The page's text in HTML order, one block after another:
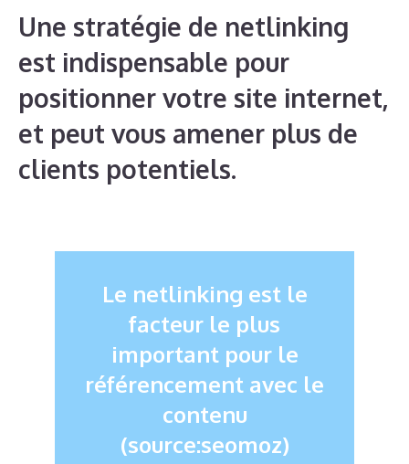
Une stratégie de netlinking
est indispensable pour
positionner votre site internet,
et peut vous amener plus de
clients potentiels.
Le netlinking est le
facteur le plus
important pour le
référencement avec le
contenu
(source:seomoz)